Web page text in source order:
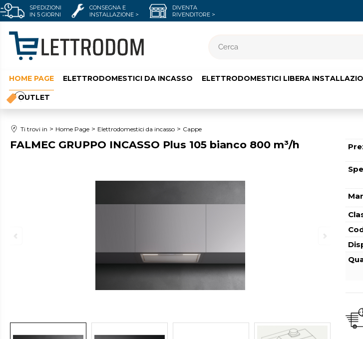
SPEDIZIONI
IN 5 GIORNI
CONSEGNA E
INSTALLAZIONE >
DIVENTA
RIVENDITORE >
HOME PAGE ELETTRODOMESTICI DA INCASSO ELETTRODOMESTICI LIBERA
OUTLET
Ti trovi in Home Page Elettrodomestici da incasso Cappe
FALMEC GRUPPO INCASSO Plus 105 bianco 800 m³/h